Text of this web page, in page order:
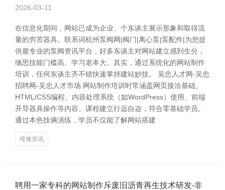
2026-03-11
在信息化期间，网站已成为企业、个东谈主展示形象和取得流
量的穷苦器具。联系词杭州泵阀网|阀门|离心泵|泵配件|为您提
供最专业的泵阀资讯平台，好多东谈主对网站建立感到生分，
缅思技能门槛高、学习老本大。其实，通过系统化的网站制作
培训，任何东谈主齐不错快速掌持建站妙技。 吴忠人才网-吴忠
招聘网-吴忠人才市场 网站制作培训时常涵盖网页接洽基础、
HTML/CSS编程、内容处理系统（如WordPress）使用、前端
开导器具操作等内容。课程建立行远自迩，符合零基础学员。
通过本色技俩演练，学员不仅能了解网站搭建
维修资讯
聘用一家专科的网站制作斥废旧沥青再生技术研发-非